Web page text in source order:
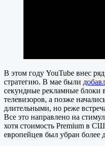
В этом году YouTube внес
стратегию. В мае были
секундные рекламные блоки
телевизоров, а позже
длительными, но реже
Все это направлено на
хотя стоимость Premium в
европейцев был убран более